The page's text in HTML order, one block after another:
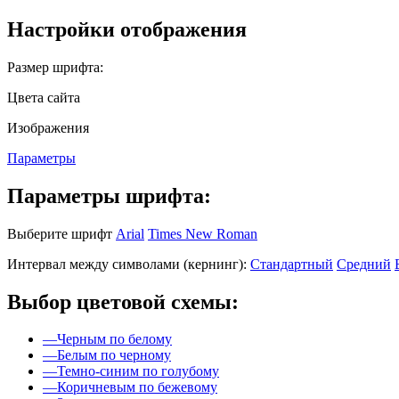
Настройки отображения
Размер шрифта:
Цвета сайта
Изображения
Параметры
Параметры шрифта:
Выберите шрифт Arial Times New Roman
Интервал между символами (кернинг): Стандартный Средний
Выбор цветовой схемы:
—Черным по белому
—Белым по черному
—Темно-синим по голубому
—Коричневым по бежевому